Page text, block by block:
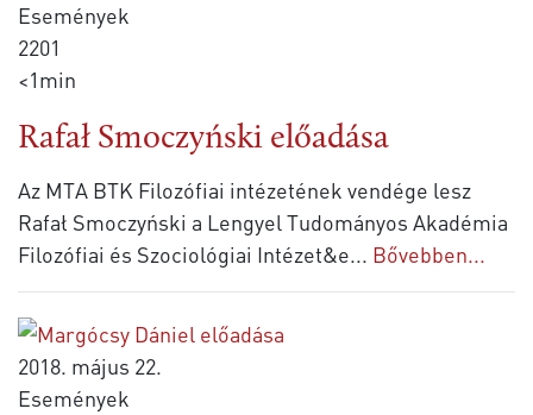
Események
2201
<1min
Rafał Smoczyński előadása
Az MTA BTK Filozófiai intézetének vendége lesz
Rafał Smoczyński a Lengyel Tudományos Akadémia
Filozófiai és Szociológiai Intézet&e... Bővebben...
2018. május 22.
Események